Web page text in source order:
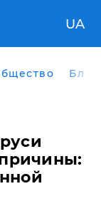
UA